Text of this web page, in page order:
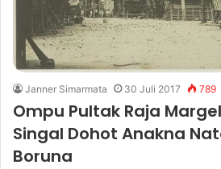
Janner Simarmata 30 Juli 2017 789
Ompu Pultak Raja
Singal Dohot Anakna
Boruna